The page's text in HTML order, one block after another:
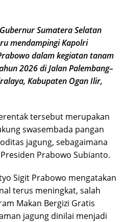
Sumatera Selatan
mendampingi Kapolri
dalam kegiatan tanam
2026 di Jalan Palembang–
Kabupaten Ogan Ilir,
tersebut merupakan
swasembada pangan
jagung, sebagaimana
Prabowo Subianto.
Sigit Prabowo mengatakan
terus meningkat, salah
Makan Bergizi Gratis
jagung dinilai menjadi